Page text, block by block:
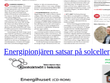
Energipionjären satsar på solceller